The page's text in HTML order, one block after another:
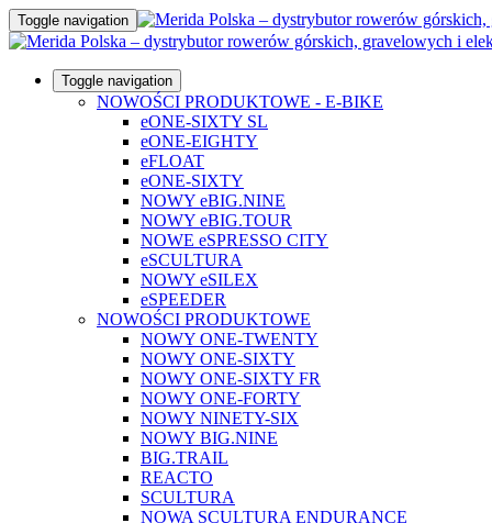
Toggle navigation
Toggle navigation
NOWOŚCI PRODUKTOWE - E-BIKE
eONE-SIXTY SL
eONE-EIGHTY
eFLOAT
eONE-SIXTY
NOWY eBIG.NINE
NOWY eBIG.TOUR
NOWE eSPRESSO CITY
eSCULTURA
NOWY eSILEX
eSPEEDER
NOWOŚCI PRODUKTOWE
NOWY ONE-TWENTY
NOWY ONE-SIXTY
NOWY ONE-SIXTY FR
NOWY ONE-FORTY
NOWY NINETY-SIX
NOWY BIG.NINE
BIG.TRAIL
REACTO
SCULTURA
NOWA SCULTURA ENDURANCE